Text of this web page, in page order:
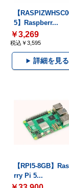
【
5】Raspberr...
￥3,269
税込￥3,595
詳細を見る
【RPI5-8GB】
rry Pi 5...